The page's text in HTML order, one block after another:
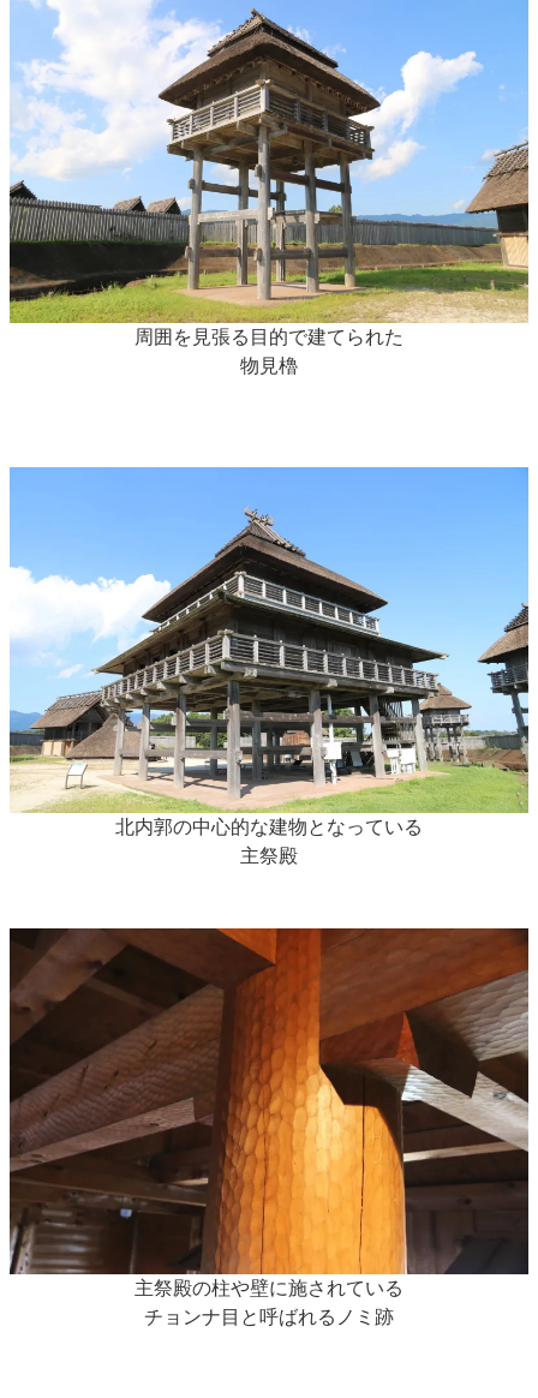
周囲を見張る目的で建てられた
物見櫓
北内郭の中心的な建物となっている
主祭殿
主祭殿の柱や壁に施されている
チョンナ目と呼ばれるノミ跡